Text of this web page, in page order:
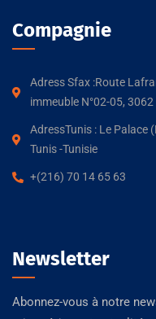
Compagnie
Adress Sfax :Route
immeuble N°02-05,
AdressTunis : Le Palace
Tunis -Tunisie
+(216) 70 14 65 63
Newsletter
Abonnez-vous à notre